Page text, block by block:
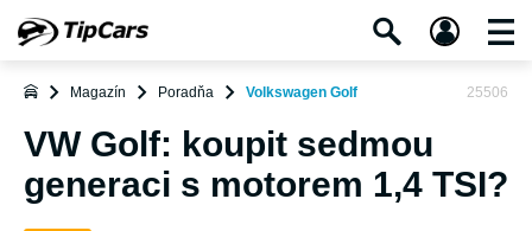
Magazín Poradňa Volkswagen Golf 25506
VW Golf: koupit sedmou
generaci s motorem 1,4 TSI?